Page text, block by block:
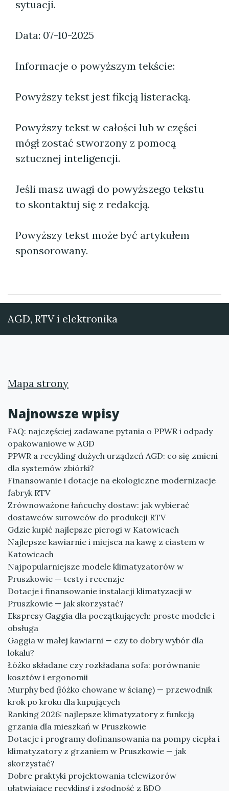
sytuacji.
Data: 07-10-2025
Informacje o powyższym tekście:
Powyższy tekst jest fikcją listeracką.
Powyższy tekst w całości lub w części
mógł zostać stworzony z pomocą
sztucznej inteligencji.
Jeśli masz uwagi do powyższego tekstu
to skontaktuj się z redakcją.
Powyższy tekst może być artykułem
sponsorowany.
AGD, RTV i elektronika
Mapa strony
Najnowsze wpisy
FAQ: najczęściej zadawane pytania o PPWR i odpady
opakowaniowe w AGD
PPWR a recykling dużych urządzeń AGD: co się zmieni
dla systemów zbiórki?
Finansowanie i dotacje na ekologiczne modernizacje
fabryk RTV
Zrównoważone łańcuchy dostaw: jak wybierać
dostawców surowców do produkcji RTV
Gdzie kupić najlepsze pierogi w Katowicach
Najlepsze kawiarnie i miejsca na kawę z ciastem w
Katowicach
Najpopularniejsze modele klimatyzatorów w
Pruszkowie — testy i recenzje
Dotacje i finansowanie instalacji klimatyzacji w
Pruszkowie — jak skorzystać?
Ekspresy Gaggia dla początkujących: proste modele i
obsługa
Gaggia w małej kawiarni — czy to dobry wybór dla
lokalu?
Łóżko składane czy rozkładana sofa: porównanie
kosztów i ergonomii
Murphy bed (łóżko chowane w ścianę) — przewodnik
krok po kroku dla kupujących
Ranking 2026: najlepsze klimatyzatory z funkcją
grzania dla mieszkań w Pruszkowie
Dotacje i programy dofinansowania na pompy ciepła i
klimatyzatory z grzaniem w Pruszkowie — jak
skorzystać?
Dobre praktyki projektowania telewizorów
ułatwiające recykling i zgodność z BDO